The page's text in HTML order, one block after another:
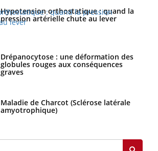
Hypotension orthostatique : quand la
pression artérielle chute au lever
Drépanocytose : une déformation des
globules rouges aux conséquences
graves
Maladie de Charcot (Sclérose latérale
amyotrophique)